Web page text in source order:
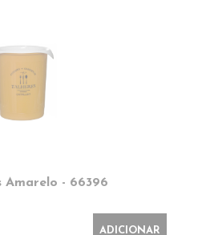
Amarelo - 66396
ADICIONAR